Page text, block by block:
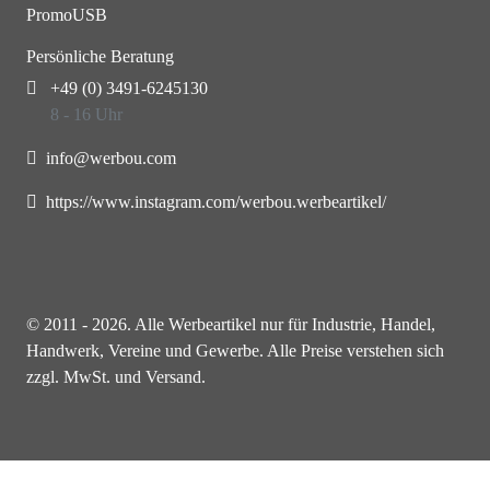
PromoUSB
Persönliche Beratung
+49 (0) 3491-6245130
8 - 16 Uhr
info@werbou.com
https://www.instagram.com/werbou.werbeartikel/
© 2011 - 2026. Alle Werbeartikel nur für Industrie, Handel,
Handwerk, Vereine und Gewerbe. Alle Preise verstehen sich
zzgl. MwSt. und Versand.